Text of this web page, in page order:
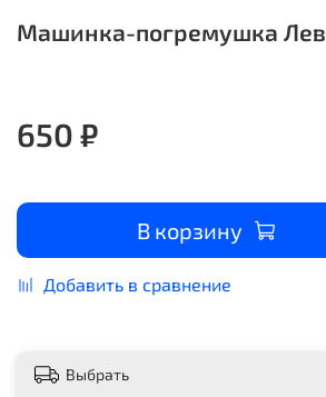
Машинка-погремушка Лев
650 ₽
В корзину
Добавить в сравнение
Выбрать